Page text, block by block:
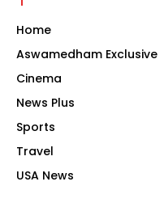
Home
Aswamedham Exclusive
Cinema
News Plus
Sports
Travel
USA News